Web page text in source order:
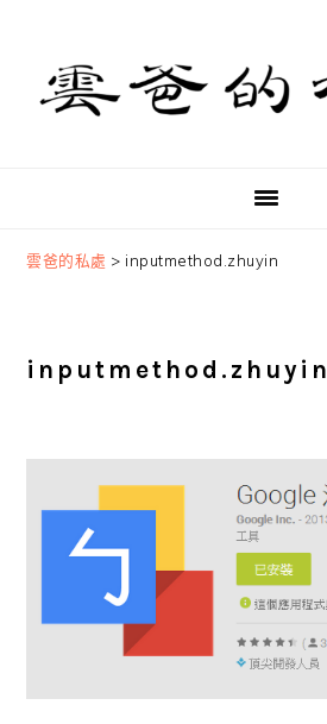
primary
navigation
content
primary
sidebar
雲爸的私處 > inputmethod.zhuyin
inputmethod.zhuyin